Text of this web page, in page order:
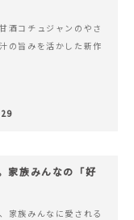
酒コチュジャンのやさ
の旨みを活かした新作
家族みんなの「好
家族みんなに愛される